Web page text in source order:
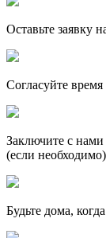
Оставьте заявку
Согласуйте
Заключите с
(если необходимо)
Будьте дома,